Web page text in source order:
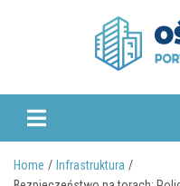
Home
Infrastruktura